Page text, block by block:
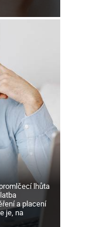
lhůta
a placení
je, na